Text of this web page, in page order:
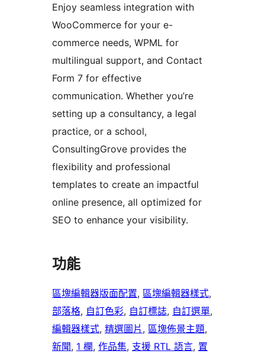
Enjoy seamless integration with
WooCommerce for your e-
commerce needs, WPML for
multilingual support, and Contact
Form 7 for effective
communication. Whether you’re
setting up a consultancy, a legal
practice, or a school,
ConsultingGrove provides the
flexibility and professional
templates to create an impactful
online presence, all optimized for
SEO to enhance your visibility.
功能
區塊編輯器版面配置, 區塊編輯器樣式
部落格, 自訂色彩, 自訂標誌, 自訂選單
編輯器樣式, 精選圖片 , 區塊佈景主題
新聞, 1 欄, 作品集, 支援 RTL 語言, 置